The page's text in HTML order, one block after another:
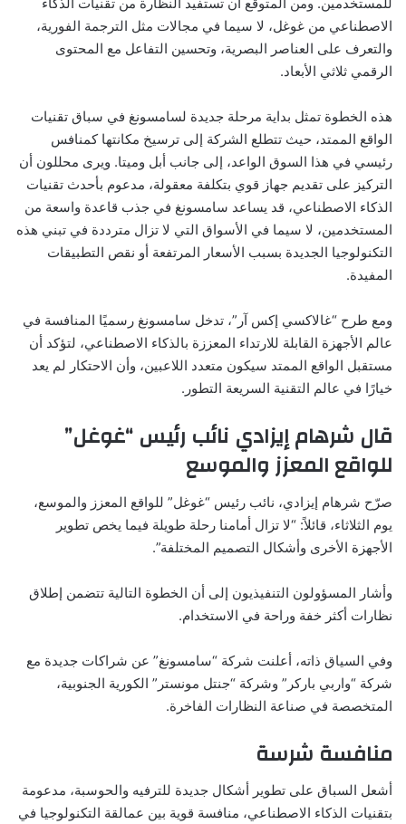
للمستخدمين. ومن المتوقع أن تستفيد النظارة من تقنيات الذكاء
الاصطناعي من غوغل، لا سيما في مجالات مثل الترجمة الفورية،
والتعرف على العناصر البصرية، وتحسين التفاعل مع المحتوى
الرقمي ثلاثي الأبعاد.
هذه الخطوة تمثل بداية مرحلة جديدة لسامسونغ في سباق تقنيات
الواقع الممتد، حيث تتطلع الشركة إلى ترسيخ مكانتها كمنافس
رئيسي في هذا السوق الواعد، إلى جانب أبل وميتا. ويرى محللون أن
التركيز على تقديم جهاز قوي بتكلفة معقولة، مدعوم بأحدث تقنيات
الذكاء الاصطناعي، قد يساعد سامسونغ في جذب قاعدة واسعة من
المستخدمين، لا سيما في الأسواق التي لا تزال مترددة في تبني هذه
التكنولوجيا الجديدة بسبب الأسعار المرتفعة أو نقص التطبيقات
المفيدة.
ومع طرح “غالاكسي إكس آر”، تدخل سامسونغ رسميًا المنافسة في
عالم الأجهزة القابلة للارتداء المعززة بالذكاء الاصطناعي، لتؤكد أن
مستقبل الواقع الممتد سيكون متعدد اللاعبين، وأن الاحتكار لم يعد
خيارًا في عالم التقنية السريعة التطور.
قال شرهام إيزادي نائب رئيس “غوغل”
للواقع المعزز والموسع
صرّح شرهام إيزادي، نائب رئيس “غوغل” للواقع المعزز والموسع،
يوم الثلاثاء، قائلاً: “لا تزال أمامنا رحلة طويلة فيما يخص تطوير
الأجهزة الأخرى وأشكال التصميم المختلفة”.
وأشار المسؤولون التنفيذيون إلى أن الخطوة التالية تتضمن إطلاق
نظارات أكثر خفة وراحة في الاستخدام.
وفي السياق ذاته، أعلنت شركة “سامسونغ” عن شراكات جديدة مع
شركة “واربي باركر” وشركة “جنتل مونستر” الكورية الجنوبية،
المتخصصة في صناعة النظارات الفاخرة.
منافسة شرسة
أشعل السباق على تطوير أشكال جديدة للترفيه والحوسبة، مدعومة
بتقنيات الذكاء الاصطناعي، منافسة قوية بين عمالقة التكنولوجيا في